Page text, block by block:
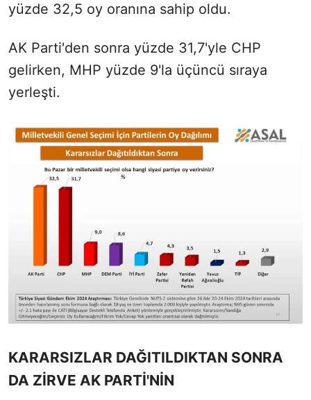
yüzde 32,5 oy oranına sahip oldu.
AK Parti'den sonra yüzde 31,7'yle CHP
gelirken, MHP yüzde 9'la üçüncü sıraya
yerleşti.
KARARSIZLAR DAĞITILDIKTAN SONRA
DA ZİRVE AK PARTİ'NİN